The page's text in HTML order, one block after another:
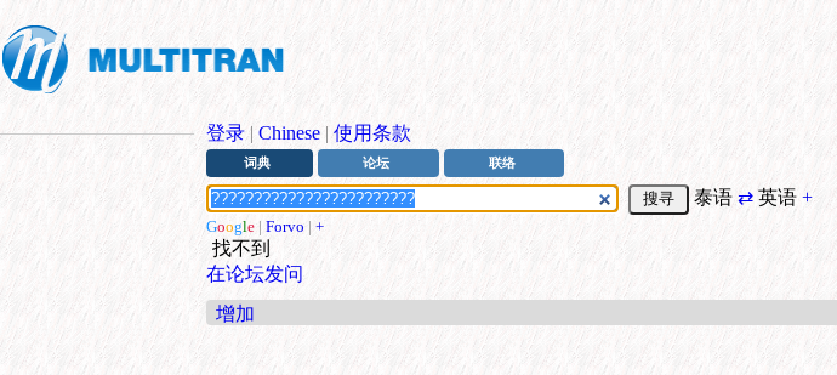
登录 | Chinese | 使用条款
词典 论坛 联络
泰语 ⇄ 英语 +
Google | Forvo | +
找不到
在论坛发问
增加